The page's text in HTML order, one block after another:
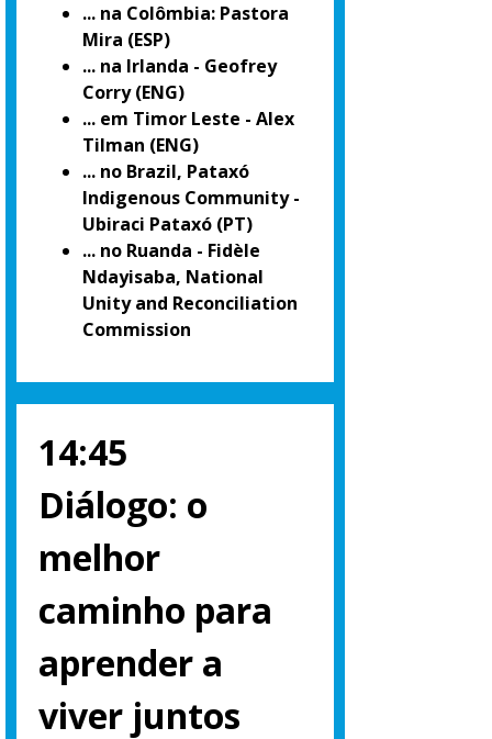
... na Colômbia: Pastora
Mira (ESP)
... na Irlanda - Geofrey
Corry (ENG)
... em Timor Leste - Alex
Tilman (ENG)
... no Brazil, Pataxó
Indigenous Community -
Ubiraci Pataxó (PT)
... no Ruanda - Fidèle
Ndayisaba, National
Unity and Reconciliation
Commission
14:45
Diálogo: o
melhor
caminho para
aprender a
viver juntos